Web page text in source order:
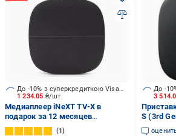
1 234.05 ₴/шт.
До -10% з суперкредиткою Visa Вигода
Медиаплеер iNeXT TV-X в
подарок за 12 месяцев
Киевстар ТВ "Премиум HD"
1
3
S (3rd